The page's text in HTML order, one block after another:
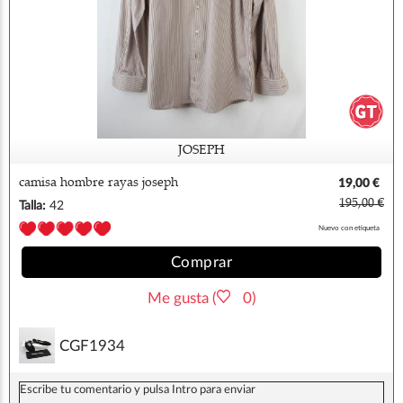
JOSEPH
camisa hombre rayas joseph
19,00 €
Talla: 42 195,00 €
Nuevo con etiqueta
Comprar
Me gusta ( 0)
CGF1934